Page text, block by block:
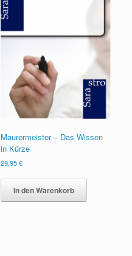
Maurermeister – Das Wissen
in Kürze
29,95€
In den Warenkorb